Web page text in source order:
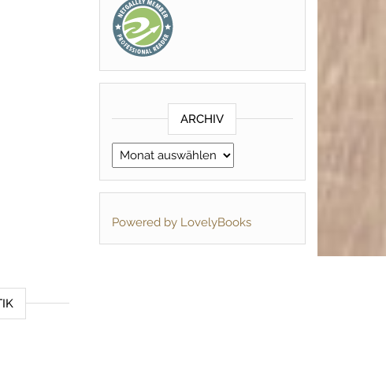
ARCHIV
Archiv
Powered by LovelyBooks